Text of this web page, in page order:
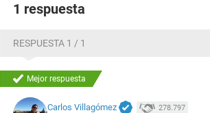
1 respuesta
RESPUESTA 1 / 1
Mejor respuesta
Carlos Villagómez 278.797